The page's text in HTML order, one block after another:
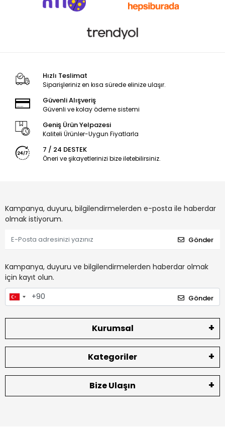
Hızlı Teslimat
Siparişleriniz en kısa sürede elinize ulaşır.
Güvenli Alışveriş
Güvenli ve kolay ödeme sistemi
Geniş Ürün Yelpazesi
Kaliteli Ürünler-Uygun Fiyatlarla
7 / 24 DESTEK
Öneri ve şikayetlerinizi bize iletebilirsiniz.
Kampanya, duyuru, bilgilendirmelerden e-posta ile haberdar
olmak istiyorum.
Gönder
Kampanya, duyuru ve bilgilendirmelerden haberdar olmak
için kayıt olun.
Gönder
Kurumsal
Kategoriler
Bize Ulaşın